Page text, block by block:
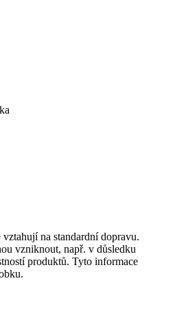
na standardní dopravu.
vzniknout, např. v důsledku
produktů. Tyto informace